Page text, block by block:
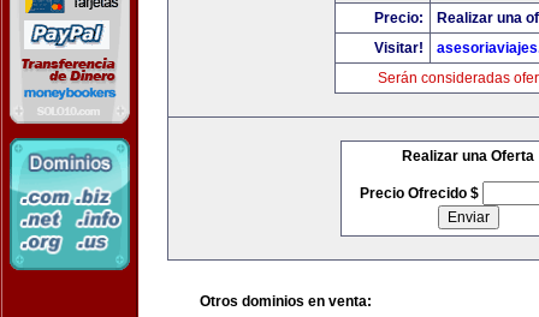
Precio:
Realizar una
Visitar!
Serán consideradas
Realizar una Oferta
Precio Ofrecido $
Otros dominios en venta: